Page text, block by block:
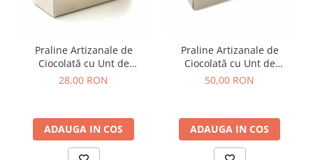
Praline Artizanale de
Ciocolată cu Unt de
Arahide, Caramel Sărat și
28,00 RON
ADAUGA IN COS
Praline Artizanale de
Ciocolată cu Unt de
Arahide, Caramel Sărat și
50,00 RON
ADAUGA IN COS